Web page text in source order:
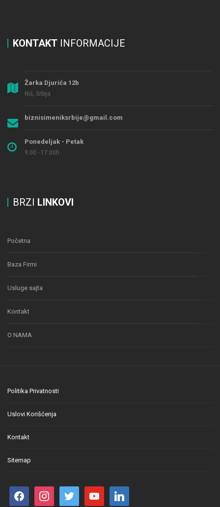
KONTAKT INFORMACIJE
Žarka Djurića 12b
Niš, Srbija
biznisimeniksrbije@gmail.com
Ponedeljak - Petak
9:00 - 17:00h
BRZI LINKOVI
Početna
Baza Firmi
Usluge sajta
Kontakt
O NAMA
Politika Privatnosti
Uslovi Korišćenja
Kontakt
Sitemap